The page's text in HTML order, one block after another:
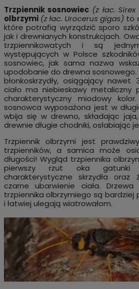
Trzpiennik sosnowiec (z łac.
olbrzymi (z łac. Urocerus gigas) to
które potrafią wyrządzić sporo
jak i drewnianych konstrukcjach.
trzpiennikowatych i są
występujących w Polsce
sosnowiec, jak sama nazwa
upodobanie do drewna
błonkoskrzydły, osiągający
ciało ma niebieskawy metaliczny
charakterystyczny miodowy
sosnowca wyposażona jest w
wbija się w drewno, składając
drewnie długie chodniki, osłabiając
Trzpiennik olbrzymi jest
trzpienników, a samica może
długości! Wygląd trzpiennika
pierwszy rzut oka
charakterystyczne skrzydła oraz
czarne ubarwienie ciała.
trzpiennika olbrzymiego są bardziej
i łatwiej ulegają wiatrowałom.